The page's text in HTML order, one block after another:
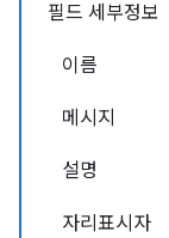
필드 세부정보
이름
메시지
설명
자리표시자